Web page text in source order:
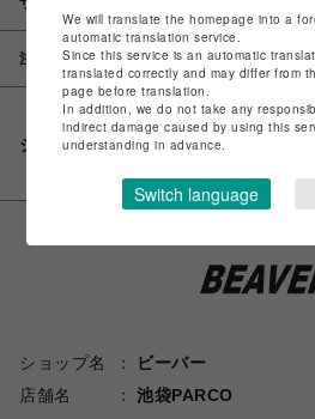
注意事項
シェアする
ショップ名
ビーバー
店舗名
池袋PARCO
We will translate the homepage into a
automatic translation service.
Since this service is an automatic
translated correctly and may differ from
page before translation.
In addition, we do not take any
indirect damage caused by using this
understanding in advance.
Switch language